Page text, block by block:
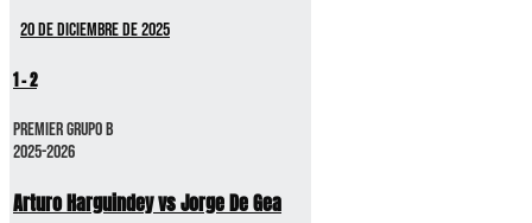
20 de diciembre de 2025
1-2
Premier GRUPO B
2025-2026
Arturo Harguindey vs Jorge De Gea